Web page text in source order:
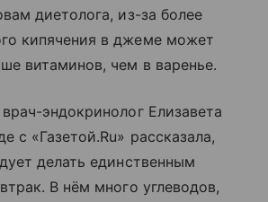
диетолога, из-за более
кипячения в джеме может
витаминов, чем в варенье.
эндокринолог Елизавета
с «Газетой.Ru» рассказала,
делать единственным
В нём много углеводов,